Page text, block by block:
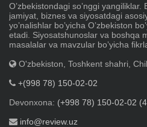
Oʼzbekistondagi soʼnggi yangiliklar.
jamiyat, biznes va siyosatdagi
yoʼnalishlar boʼyicha Oʼzbekiston
etadi. Siyosatshunoslar va boshqa
masalalar va mavzular boʼyicha
O'zbekiston, Toshkent shahri,
+(998 78) 150-02-02
Devonxona: (+998 78) 150-02-02
info@review.uz